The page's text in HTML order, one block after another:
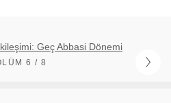
Geç Abbasi Dönemi
6 / 8